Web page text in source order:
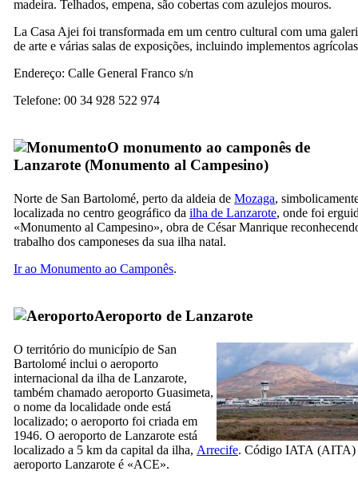
madeira. Telhados, empena, são cobertas com azulejos mouros.
La Casa Ajei foi transformada em um centro cultural com uma
de arte e várias salas de exposições, incluindo implementos
Endereço: Calle General Franco s/n
Telefone: 00 34 928 522 974
O monumento ao camponês de
Lanzarote (Monumento al Campesino)
Norte de San Bartolomé, perto da aldeia de Mozaga,
localizada no centro geográfico da ilha de Lanzarote, onde foi
«Monumento al Campesino», obra de César Manrique
trabalho dos camponeses da sua ilha natal.
Ir ao Monumento ao Camponês.
Aeroporto de Lanzarote
O território do município de San
Bartolomé inclui o aeroporto
internacional da ilha de Lanzarote,
também chamado aeroporto Guasimeta,
o nome da localidade onde está
localizado; o aeroporto foi criada em
1946. O aeroporto de Lanzarote está
localizado a 5 km da capital da ilha, Arrecife. Código IATA (AITA)
aeroporto Lanzarote é «ACE».